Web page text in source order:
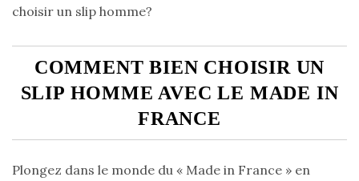
choisir un slip homme?
COMMENT BIEN CHOISIR UN
SLIP HOMME AVEC LE MADE IN
FRANCE
Plongez dans le monde du « Made in France » en